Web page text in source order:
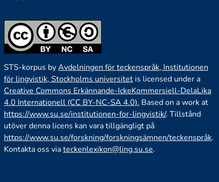
STS-korpus byAvdelningen för teckenspråk, Institutionen
för lingvistik, Stockholms universitet is licensed under a
Creative Commons Erkännande-IckeKommersiell-DelaLika
4.0 Internationell (CC BY-NC-SA 4.0). Based on a work at
https://www.su.se/institutionen-for-lingvistik/. Tillstånd
utöver denna licens kan vara tillgängligt på
https://www.su.se/forskning/forskningsämnen/teckenspråk.
Kontakta oss viateckenlexikon@ling.su.se.